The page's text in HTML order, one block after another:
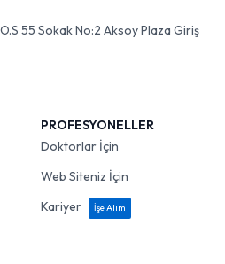
55 Sokak No:2 Aksoy Plaza Giriş
PROFESYONELLER
Doktorlar İçin
Web Siteniz İçin
Kariyer
İşe Alım